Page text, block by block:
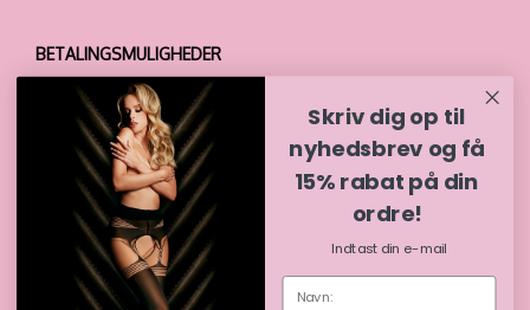
BETALINGSMULIGHEDER
Skriv dig op til
nyhedsbrev og få
15% rabat på din
ordre!
Indtast din e-mail